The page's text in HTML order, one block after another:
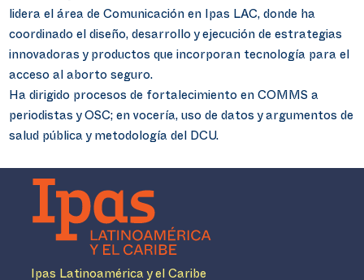
lidera el área de Comunicación en Ipas LAC, donde ha
coordinado el diseño, desarrollo y ejecución de estrategias
innovadoras y productos que incorporan tecnología para el
acceso al aborto seguro.
Ha dirigido procesos de fortalecimiento en COMMS a
periodistas y OSC; en vocería, uso de datos y argumentos de
salud pública y metodología del DCU.
Ipas Latinoamérica y el Caribe